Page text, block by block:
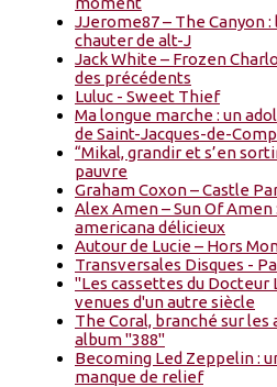
JJerome87 – The Canyon
chauter de alt-J
Jack White – Frozen
des précédents
Luluc - Sweet Thief
Ma longue marche : un
de Saint-Jacques-de-
“Mikal, grandir et s’en
pauvre
Graham Coxon – Castle
Alex Amen – Sun Of
americana délicieux
Autour de Lucie – Hors
Transversales Disques -
"Les cassettes du Docteur
venues d'un autre siècle
The Coral, branché sur les
album "388"
Becoming Led Zeppelin :
manque de relief